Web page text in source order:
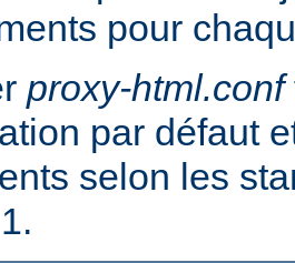
pour
proxy-html.conf
par défaut
selon les